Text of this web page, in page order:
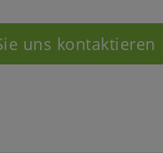
uns kontaktieren